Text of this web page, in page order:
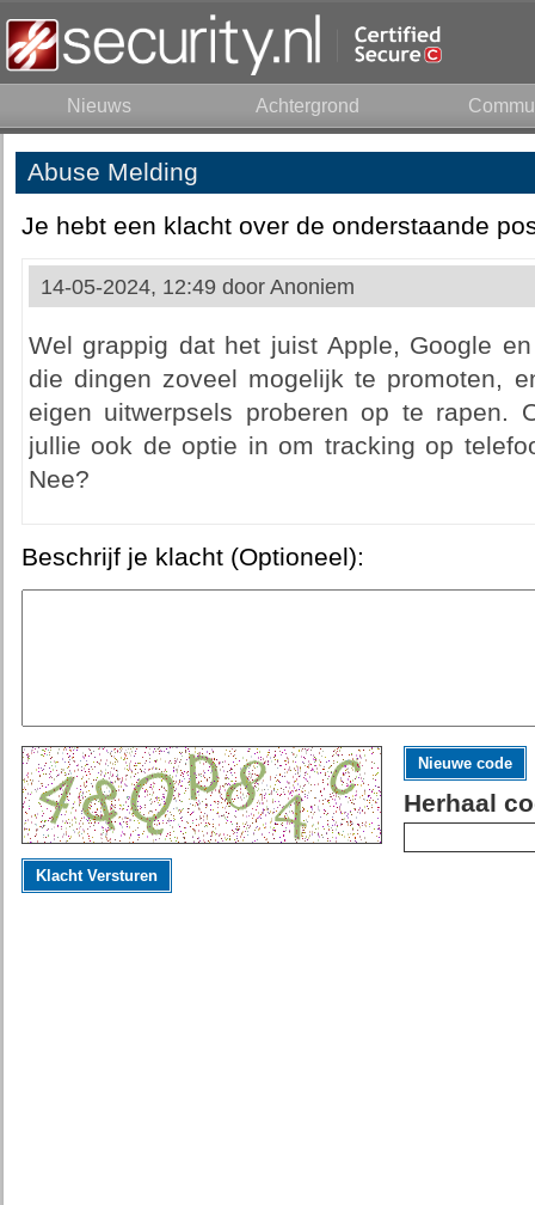
Nieuws Achtergrond
Abuse Melding
Je hebt een klacht over de onderstaande
14-05-2024, 12:49 door Anoniem
Wel grappig dat het juist Apple, Google
die dingen zoveel mogelijk te promoten,
eigen uitwerpsels proberen op te rapen.
jullie ook de optie in om tracking op
Nee?
Beschrijf je klacht (Optioneel):
Nieuwe code
Herhaal
Klacht Versturen